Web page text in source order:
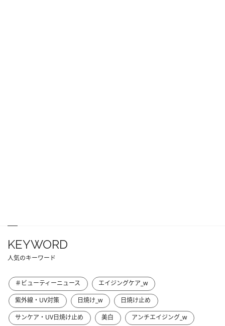
KEYWORD
人気のキーワード
＃ビューティーニュース
エイジングケア_w
紫外線・UV対策
日焼け_w
日焼け止め
サンケア・UV日焼け止め
美白
アンチエイジング_w